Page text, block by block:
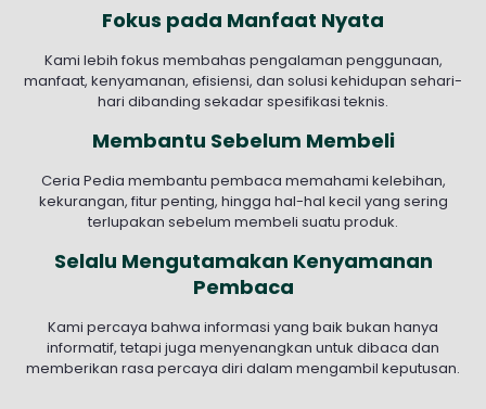
Fokus pada Manfaat Nyata
Kami lebih fokus membahas pengalaman penggunaan,
manfaat, kenyamanan, efisiensi, dan solusi kehidupan sehari-
hari dibanding sekadar spesifikasi teknis.
Membantu Sebelum Membeli
Ceria Pedia membantu pembaca memahami kelebihan,
kekurangan, fitur penting, hingga hal-hal kecil yang sering
terlupakan sebelum membeli suatu produk.
Selalu Mengutamakan Kenyamanan
Pembaca
Kami percaya bahwa informasi yang baik bukan hanya
informatif, tetapi juga menyenangkan untuk dibaca dan
memberikan rasa percaya diri dalam mengambil keputusan.